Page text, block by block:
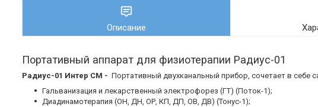
Описание
Портативный аппарат для физиотерапии Радиус-01
Радиус-01 Интер СМ - Портативный двухканальный прибор, сочетает в
Гальванизация и лекарственный электрофорез (ГТ) (Поток-1);
Диадинамотерапия (ОН, ДН, ОР, КП, ДП, ОВ, ДВ) (Тонус-1);